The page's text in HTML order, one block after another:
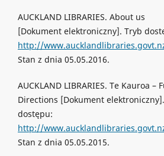
AUCKLAND LIBRARIES. About us
[Dokument elektroniczny]. Tryb
http://
Stan z dnia 05.05.2016.
AUCKLAND LIBRARIES. Te Kauroa –
Directions [Dokument
dostępu:
http://
Stan z dnia 05.05.2015.